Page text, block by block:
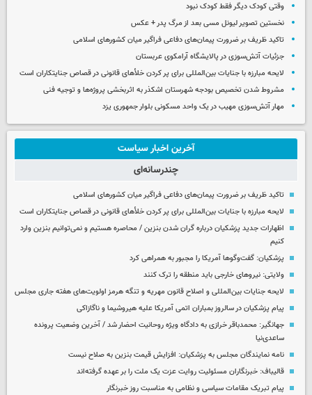
وقتی کودک دیگر فقط کودک نبود
نخستین تصویر لیونل مسی بعد از مرگ پدر + عکس
تاکید ظریف بر ضرورت پیمان‌های دفاعی فراگیر میان کشورهای اسلامی
جزئیات آتش‌سوزی در پالایشگاه آرامکوی عربستان
لایحه مبارزه با جنایات بین‌المللی برای پر کردن خلأهای قانونی در قصاص جنایتکاران است
مشروط شدن تخصیص بودجه شهرستان اشکذر به اثربخشی پروژه‌ها و توجیه فنی
مهار آتش‌سوزی مهیب در یک واحد مسکونی بلوار جمهوری یزد
آخرین اخبار سیاست
چندرسانه‌ای
تاکید ظریف بر ضرورت پیمان‌های دفاعی فراگیر میان کشورهای اسلامی
لایحه مبارزه با جنایات بین‌المللی برای پر کردن خلأهای قانونی در قصاص جنایتکاران است
اظهارات جدید پزشکیان درباره گران شدن بنزین / محاصره هستیم و نمی‌توانیم بنزین وارد
کنیم
پزشکیان: گفت‌وگوها آمریکا را مجبور به همراهی کرد
ولایتی: نیروهای خارجی باید منطقه را ترک کنند
لایحه جنایات بین‌المللی و اصلاح قانون مهریه و تنگه هرمز اولویت‌های هفته جاری مجلس
پیام پزشکیان در سالروز بمباران اتمی آمریکا علیه هیروشیما و ناگازاکی
جهانگیر: محمدباقر خرازی به دادگاه ویژه روحانیت احضار شد / آخرین وضعیت پرونده
ساعدی‌نیا
نامه نمایندگان مجلس به پزشکیان: افزایش قیمت بنزین به صلاح نیست
قالیباف: خبرنگاران مسئولیت روایت عزت یک ملت را بر عهده گرفته‌اند
پیام تبریک مقامات سیاسی و نظامی به مناسبت روز خبرنگار